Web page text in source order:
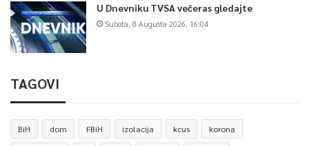
U Dnevniku TVSA večeras gledajte
Subota, 8 Augusta 2026, 16:04
TAGOVI
BiH dom FBiH izolacija kcus korona